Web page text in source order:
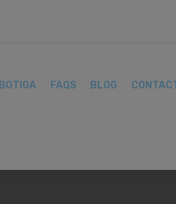
BOTIGA FAQS BLOG